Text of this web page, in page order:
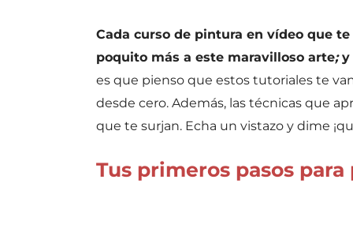
Cada curso de pintura en vídeo que
poquito más a este maravilloso arte;y
es que pienso que estos tutoriales te
desde cero. Además, las técnicas que
que te surjan. Echa un vistazo y dime
Tus primeros pasos